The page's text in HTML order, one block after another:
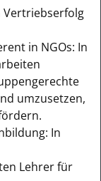
in NGOs: In
umzusetzen,
In
Lehrer für